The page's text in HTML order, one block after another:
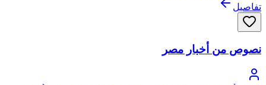
تفاصيل
نصوص من أخبار مصر